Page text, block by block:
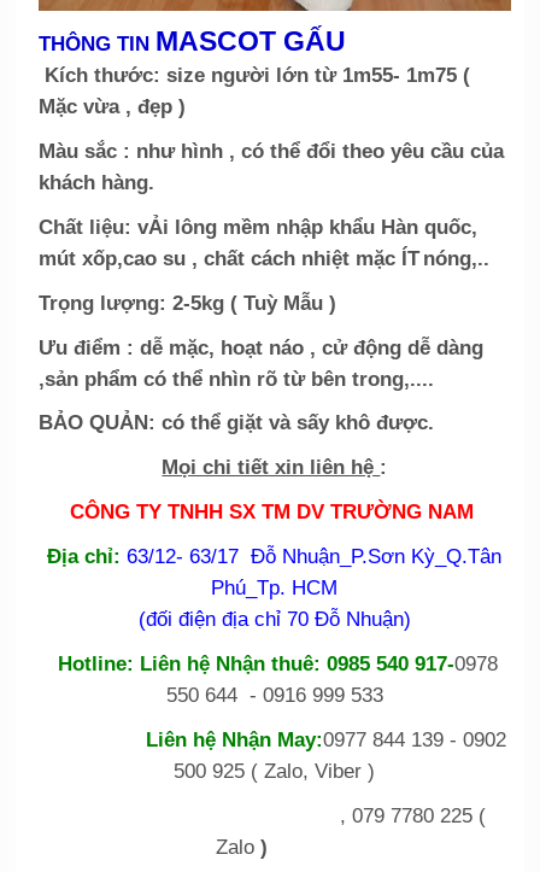
THÔNG TIN MASCOT GẤU
Kích thước: size người lớn từ 1m55- 1m75 (
Mặc vừa , đẹp )
Màu sắc : như hình , có thể đổi theo yêu cầu của
khách hàng.
Chất liệu: vẢi lông mềm nhập khẩu Hàn quốc,
mút xốp,cao su , chất cách nhiệt mặc ÍT nóng,..
Trọng lượng: 2-5kg ( Tuỳ Mẫu )
Ưu điểm : dễ mặc, hoạt náo , cử động dễ dàng
,sản phẩm có thể nhìn rõ từ bên trong,....
BẢO QUẢN: có thể giặt và sấy khô được.
Mọi chi tiết xin liên hệ :
CÔNG TY TNHH SX TM DV TRƯỜNG NAM
Địa chỉ:63/12- 63/17 Đỗ Nhuận_P.Sơn Kỳ_Q.Tân
Phú_Tp. HCM
(đối điện địa chỉ 70 Đỗ Nhuận)
Hotline: Liên hệ Nhận thuê: 0985 540 917-0978
550 644 - 0916 999 533
Liên hệ Nhận May:0977 844 139 - 0902
500 925 ( Zalo, Viber )
, 079 7780 225 (
Zalo )